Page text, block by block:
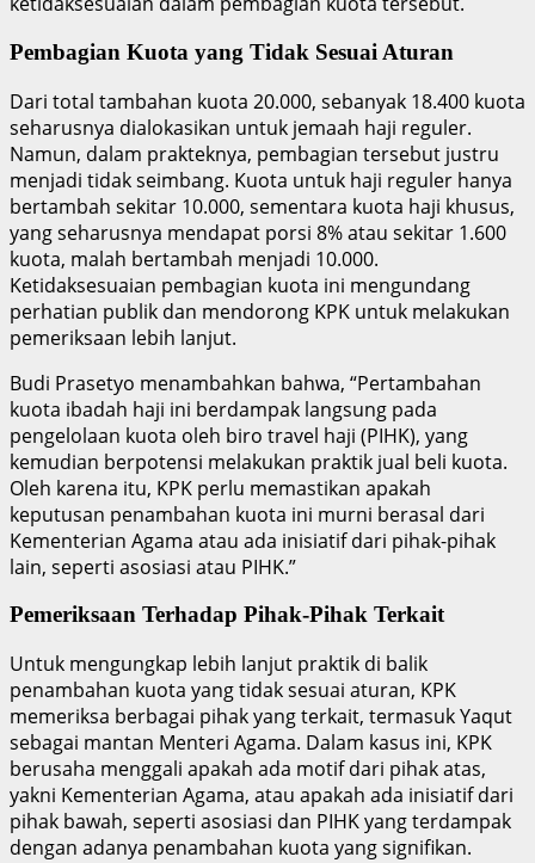
Pembagian Kuota yang Tidak Sesuai Aturan
Dari total tambahan kuota 20.000, sebanyak 18.400 kuota
seharusnya dialokasikan untuk jemaah haji reguler.
Namun, dalam prakteknya, pembagian tersebut justru
menjadi tidak seimbang. Kuota untuk haji reguler hanya
bertambah sekitar 10.000, sementara kuota haji khusus,
yang seharusnya mendapat porsi 8% atau sekitar 1.600
kuota, malah bertambah menjadi 10.000.
Ketidaksesuaian pembagian kuota ini mengundang
perhatian publik dan mendorong KPK untuk melakukan
pemeriksaan lebih lanjut.
Budi Prasetyo menambahkan bahwa, “Pertambahan
kuota ibadah haji ini berdampak langsung pada
pengelolaan kuota oleh biro travel haji (PIHK), yang
kemudian berpotensi melakukan praktik jual beli kuota.
Oleh karena itu, KPK perlu memastikan apakah
keputusan penambahan kuota ini murni berasal dari
Kementerian Agama atau ada inisiatif dari pihak-pihak
lain, seperti asosiasi atau PIHK.”
Pemeriksaan Terhadap Pihak-Pihak Terkait
Untuk mengungkap lebih lanjut praktik di balik
penambahan kuota yang tidak sesuai aturan, KPK
memeriksa berbagai pihak yang terkait, termasuk Yaqut
sebagai mantan Menteri Agama. Dalam kasus ini, KPK
berusaha menggali apakah ada motif dari pihak atas,
yakni Kementerian Agama, atau apakah ada inisiatif dari
pihak bawah, seperti asosiasi dan PIHK yang terdampak
dengan adanya penambahan kuota yang signifikan.